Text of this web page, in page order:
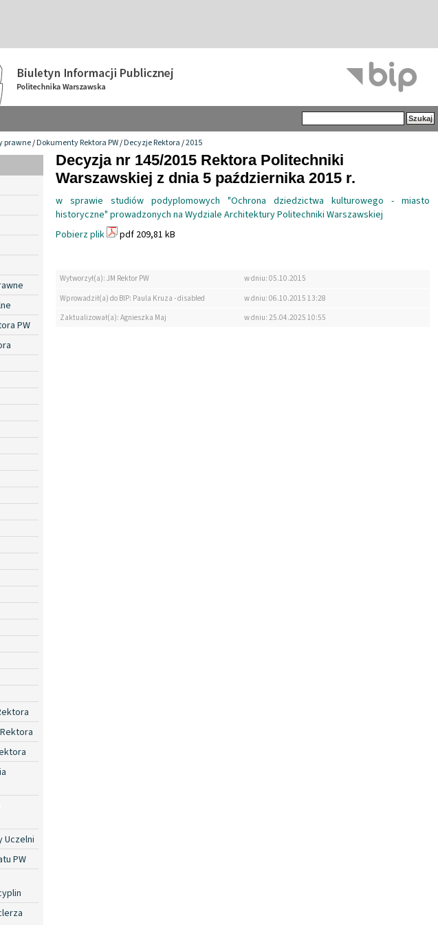
prawne/Dokumenty Rektora PW/Decyzje Rektora/2015
PW
Uczelni
PW
Decyzja nr 145/2015 Rektora Politechniki
Warszawskiej z dnia 5 października 2015 r.
w sprawie studiów podyplomowych "Ochrona dziedzictwa kulturowego - miasto
historyczne" prowadzonych na Wydziale Architektury Politechniki Warszawskiej
Pobierz plik
pdf 209,81 kB
Wytworzył(a): JM Rektor PW
w dniu: 05.10.2015
Wprowadził(a) do BIP: Paula Kruza - disabled
w dniu: 06.10.2015 13:28
Zaktualizował(a): Agnieszka Maj
w dniu: 25.04.2025 10:55